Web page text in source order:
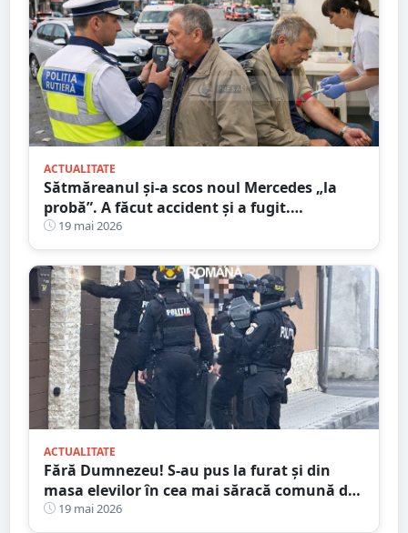
ACTUALITATE
Sătmăreanul și-a scos noul Mercedes „la
probă”. A făcut accident și a fugit.
Etilotestul, dat peste cap
19 mai 2026
ACTUALITATE
Fără Dumnezeu! S-au pus la furat și din
masa elevilor în cea mai săracă comună din
județul Satu Mare
19 mai 2026